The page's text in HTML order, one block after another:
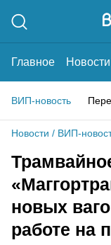
Главное Новости
ВИП-новость
Новости / ВИП-
новых
работе на